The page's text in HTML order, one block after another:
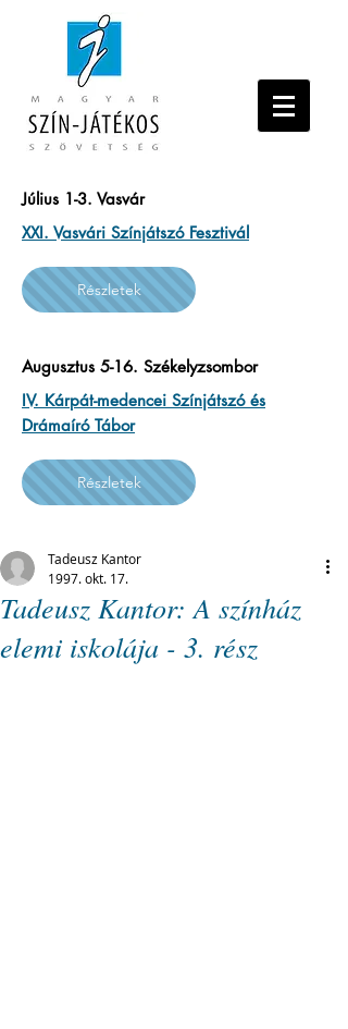
Július 1-3. Vasvár
XXI. Vasvári Színjátszó Fesztivál
Részletek
Augusztus 5-16. Székelyzsombor
IV. Kárpát-medencei Színjátszó és
Drámaíró Tábor
Részletek
Tadeusz Kantor: A színház
elemi iskolája - 3. rész
Tadeusz Kantor
1997. okt. 17.